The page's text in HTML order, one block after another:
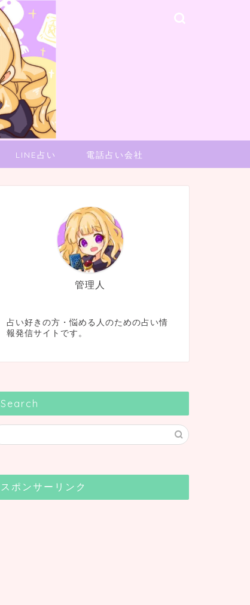
LINE占い 電話占い会社
管理人
占い好きの方・悩める人のための占い情
報発信サイトです。
Search
スポンサーリンク